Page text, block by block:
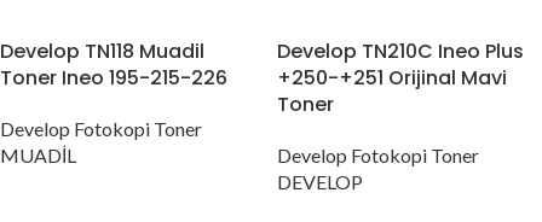
Develop TN118 Muadil
Toner Ineo 195-215-226
Develop Fotokopi Toner
MUADİL
Develop TN210C Ineo Plus
+250-+251 Orijinal Mavi
Toner
Develop Fotokopi Toner
DEVELOP